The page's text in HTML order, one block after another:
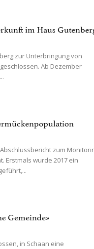
im Haus
zur Unterbringung von
Ab Dezember
zum
Erstmals wurde 2017 ein
Gemeinde»
in Schaan eine